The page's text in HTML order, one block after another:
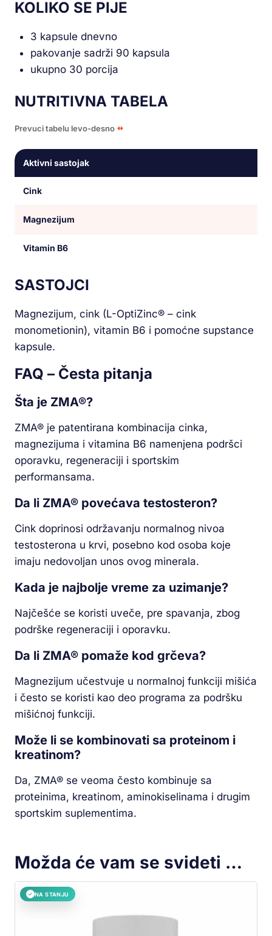
KOLIKO SE PIJE
3 kapsule dnevno
pakovanje sadrži 90 kapsula
ukupno 30 porcija
NUTRITIVNA TABELA
Prevuci tabelu levo-desno
Aktivni sastojak
Cink
Magnezijum
Vitamin B6
SASTOJCI
Magnezijum, cink (L-OptiZinc® – cink
monometionin), vitamin B6 i pomoćne supstance
kapsule.
FAQ – Česta pitanja
Šta je ZMA®?
ZMA® je patentirana kombinacija cinka,
magnezijuma i vitamina B6 namenjena podršci
oporavku, regeneraciji i sportskim
performansama.
Da li ZMA® povećava testosteron?
Cink doprinosi održavanju normalnog nivoa
testosterona u krvi, posebno kod osoba koje
imaju nedovoljan unos ovog minerala.
Kada je najbolje vreme za uzimanje?
Najčešće se koristi uveče, pre spavanja, zbog
podrške regeneraciji i oporavku.
Da li ZMA® pomaže kod grčeva?
Magnezijum učestvuje u normalnoj funkciji mišića
i često se koristi kao deo programa za podršku
mišićnoj funkciji.
Može li se kombinovati sa proteinom i
kreatinom?
Da, ZMA® se veoma često kombinuje sa
proteinima, kreatinom, aminokiselinama i drugim
sportskim suplementima.
Možda će vam se svideti …
✓ NA STANJU